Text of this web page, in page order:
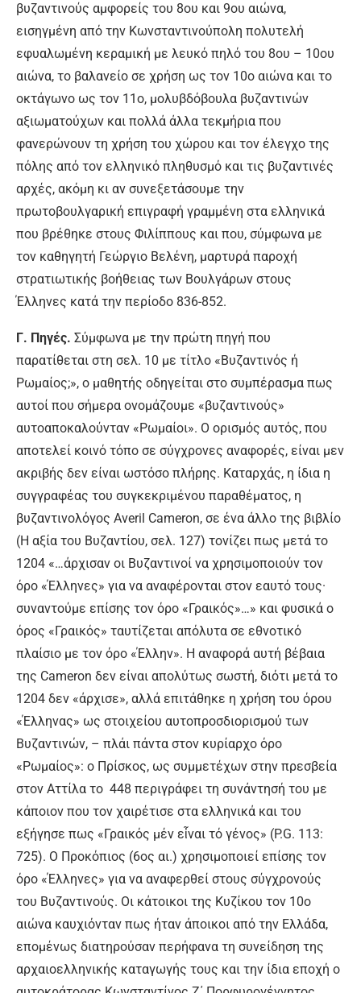
βυζαντινούς αμφορείς του 8ου και 9ου αιώνα,
εισηγμένη από την Κωνσταντινούπολη πολυτελή
εφυαλωμένη κεραμική με λευκό πηλό του 8ου – 10ου
αιώνα, το βαλανείο σε χρήση ως τον 10ο αιώνα και το
οκτάγωνο ως τον 11ο, μολυβδόβουλα βυζαντινών
αξιωματούχων και πολλά άλλα τεκμήρια που
φανερώνουν τη χρήση του χώρου και τον έλεγχο της
πόλης από τον ελληνικό πληθυσμό και τις βυζαντινές
αρχές, ακόμη κι αν συνεξετάσουμε την
πρωτοβουλγαρική επιγραφή γραμμένη στα ελληνικά
που βρέθηκε στους Φιλίππους και που, σύμφωνα με
τον καθηγητή Γεώργιο Βελένη, μαρτυρά παροχή
στρατιωτικής βοήθειας των Βουλγάρων στους
Έλληνες κατά την περίοδο 836-852.
Γ. Πηγές. Σύμφωνα με την πρώτη πηγή που
παρατίθεται στη σελ. 10 με τίτλο «Βυζαντινός ή
Ρωμαίος;», ο μαθητής οδηγείται στο συμπέρασμα πως
αυτοί που σήμερα ονομάζουμε «βυζαντινούς»
αυτοαποκαλούνταν «Ρωμαίοι». Ο ορισμός αυτός, που
αποτελεί κοινό τόπο σε σύγχρονες αναφορές, είναι μεν
ακριβής δεν είναι ωστόσο πλήρης. Καταρχάς, η ίδια η
συγγραφέας του συγκεκριμένου παραθέματος, η
βυζαντινολόγος Averil Cameron, σε ένα άλλο της βιβλίο
(Η αξία του Βυζαντίου, σελ. 127) τονίζει πως μετά το
1204 «…άρχισαν οι Βυζαντινοί να χρησιμοποιούν τον
όρο «Έλληνες» για να αναφέρονται στον εαυτό τους·
συναντούμε επίσης τον όρο «Γραικός»…» και φυσικά ο
όρος «Γραικός» ταυτίζεται απόλυτα σε εθνοτικό
πλαίσιο με τον όρο «Έλλην». Η αναφορά αυτή βέβαια
της Cameron δεν είναι απολύτως σωστή, διότι μετά το
1204 δεν «άρχισε», αλλά επιτάθηκε η χρήση του όρου
«Έλληνας» ως στοιχείου αυτοπροσδιορισμού των
Βυζαντινών, – πλάι πάντα στον κυρίαρχο όρο
«Ρωμαίος»: ο Πρίσκος, ως συμμετέχων στην πρεσβεία
στον Αττίλα το 448 περιγράφει τη συνάντησή του με
κάποιον που τον χαιρέτισε στα ελληνικά και του
εξήγησε πως «Γραικός μέν εἶναι τό γένος» (P.G. 113:
725). Ο Προκόπιος (6ος αι.) χρησιμοποιεί επίσης τον
όρο «Έλληνες» για να αναφερθεί στους σύγχρονούς
του Βυζαντινούς. Οι κάτοικοι της Κυζίκου τον 10ο
αιώνα καυχιόνταν πως ήταν άποικοι από την Ελλάδα,
επομένως διατηρούσαν περήφανα τη συνείδηση της
αρχαιοελληνικής καταγωγής τους και την ίδια εποχή ο